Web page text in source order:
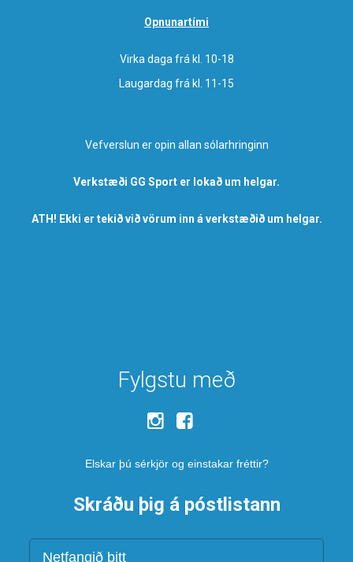
Opnunartími
Virka daga frá kl. 10-18
Laugardag frá kl. 11-15
Vefverslun er opin allan sólarhringinn
Verkstæði GG Sport er lokað um helgar.
ATH! Ekki er tekið við vörum inn á verkstæðið um helgar.
Fylgstu með
Elskar þú sérkjör og einstakar fréttir?
Skráðu þig á póstlistann
Netfang